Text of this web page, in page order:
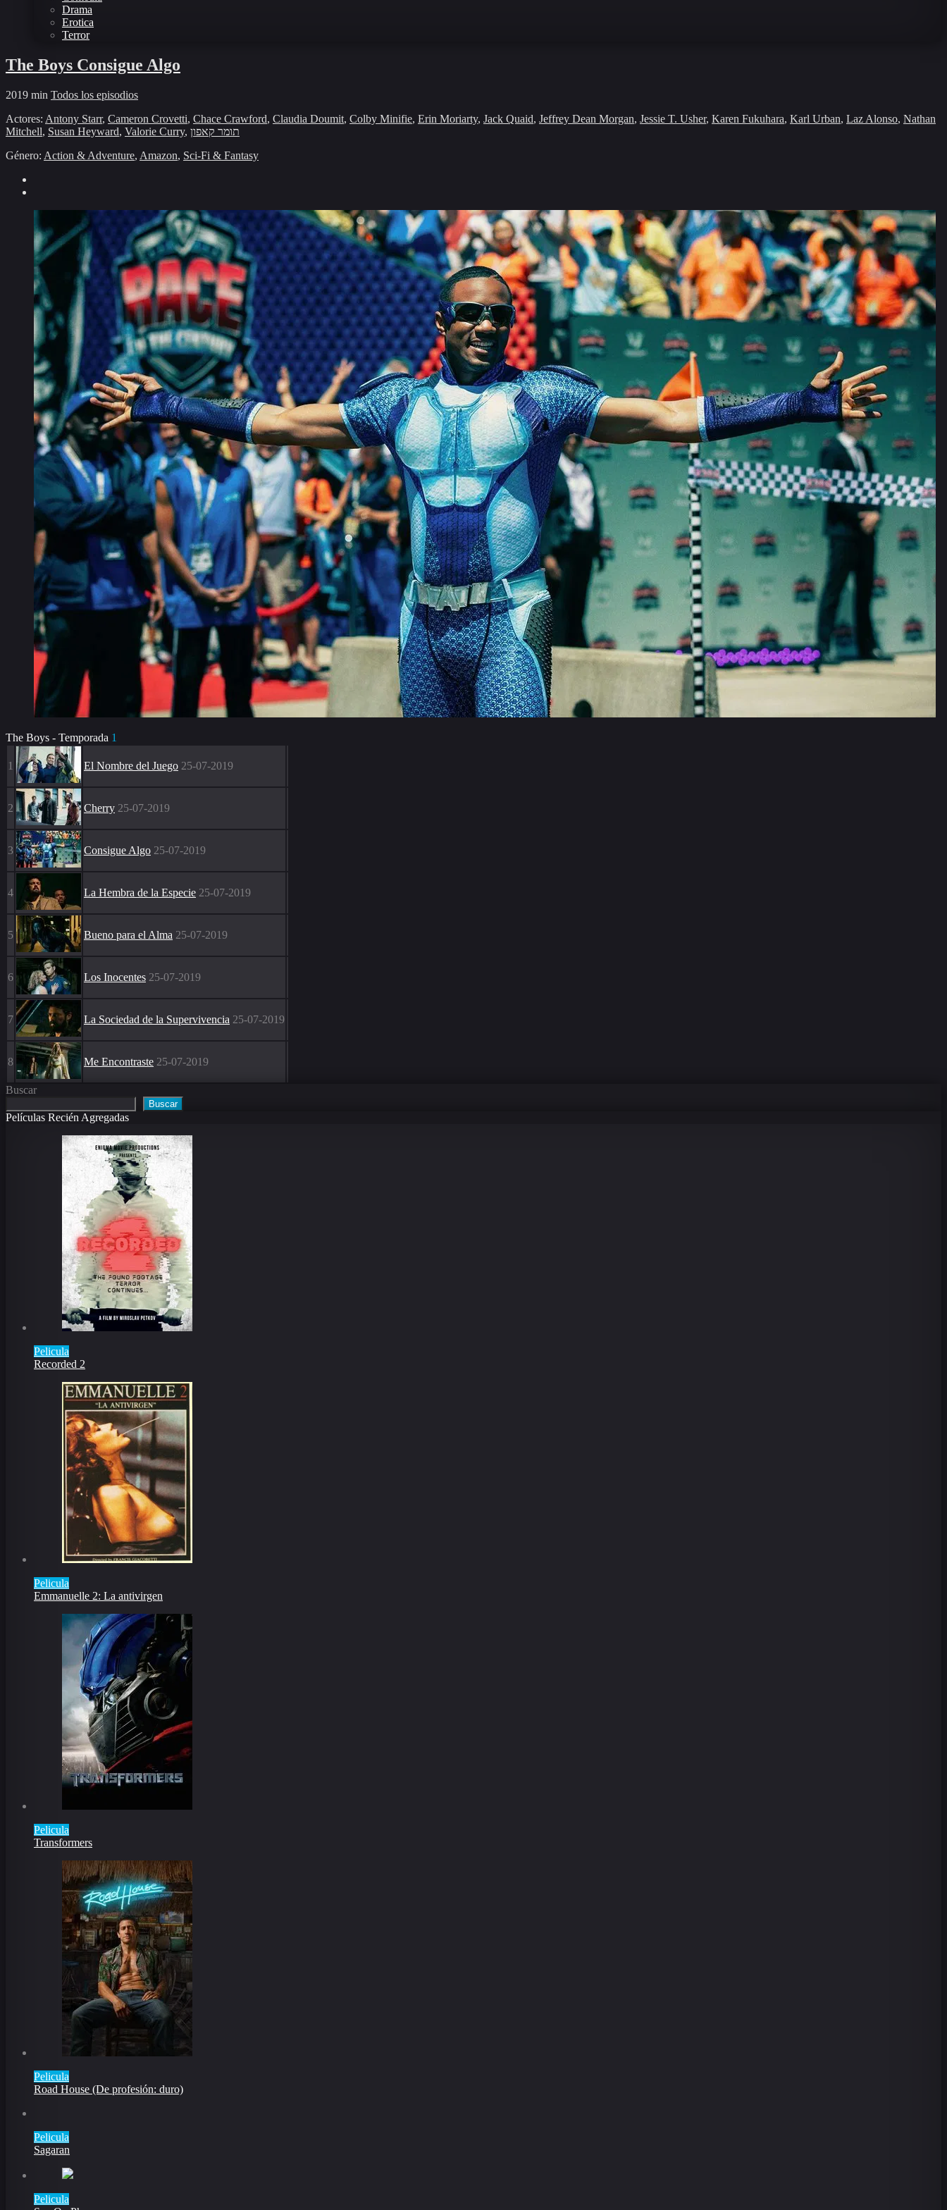
Drama
Erotica
Terror
The Boys Consigue Algo
2019 min Todos los episodios
Actores: Antony Starr, Cameron Crovetti, Chace Crawford, Claudia Doumit, Colby Minifie, Erin Moriarty, Jack Quaid, Jeffrey Dean Morgan, Jessie T. Usher, Karen Fukuhara, Karl Urban, Laz Alonso, Nathan
Mitchell, Susan Heyward, Valorie Curry, תומר קאפון
Género: Action & Adventure, Amazon, Sci-Fi & Fantasy
The Boys - Temporada 1
1 El Nombre del Juego 25-07-2019
2 Cherry 25-07-2019
3 Consigue Algo 25-07-2019
4 La Hembra de la Especie 25-07-2019
5 Bueno para el Alma 25-07-2019
6 Los Inocentes 25-07-2019
7 La Sociedad de la Supervivencia 25-07-2019
8 Me Encontraste 25-07-2019
Buscar
Buscar
Películas Recién Agregadas
Pelicula
Recorded 2
Pelicula
Emmanuelle 2: La antivirgen
Pelicula
Transformers
Pelicula
Road House (De profesión: duro)
Pelicula
Sagaran
Pelicula